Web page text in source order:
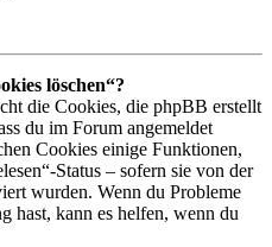
löschen“?
die Cookies, die phpBB erstellt
du im Forum angemeldet
Cookies einige Funktionen,
Status – sofern sie von der
wurden. Wenn du Probleme
hast, kann es helfen, wenn du